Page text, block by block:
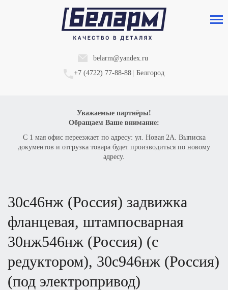
belarm@yandex.ru
+7 (4722) 77-88-88
Белгород
Уважаемые партнёры!
Обращаем Ваше внимание:
С 1 мая офис переезжает по адресу: ул. Новая 2А. Выписка
документов и отгрузка товара будет производиться по новому
адресу.
30с46нж (Россия) задвижка
фланцевая, штампосварная
30нж546нж (Россия) (с
редуктором), 30с946нж (Россия)
(под электропривод)